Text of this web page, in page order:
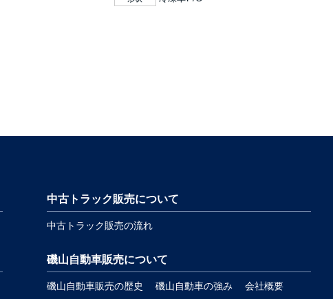
中古トラック販売について
中古トラック販売の流れ
磯山自動車販売について
磯山自動車販売の歴史 磯山自動車の強み
会社概要